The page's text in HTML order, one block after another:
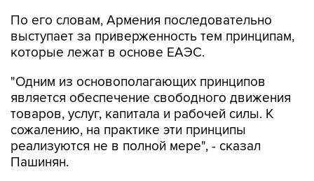
По его словам, Армения последовательно
выступает за приверженность тем принципам,
которые лежат в основе ЕАЭС.
"Одним из основополагающих принципов
является обеспечение свободного движения
товаров, услуг, капитала и рабочей силы. К
сожалению, на практике эти принципы
реализуются не в полной мере", - сказал
Пашинян.